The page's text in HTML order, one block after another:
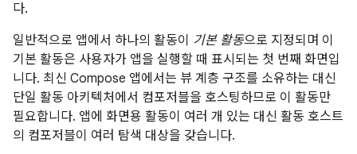
다.
일반적으로 앱에서 하나의 활동이 기본 활동으로 지정되며 이
기본 활동은 사용자가 앱을 실행할 때 표시되는 첫 번째 화면입
니다. 최신 Compose 앱에서는 뷰 계층 구조를 소유하는 대신
단일 활동 아키텍처에서 컴포저블을 호스팅하므로 이 활동만
필요합니다. 앱에 화면용 활동이 여러 개 있는 대신 활동 호스트
의 컴포저블이 여러 탐색 대상을 갖습니다.